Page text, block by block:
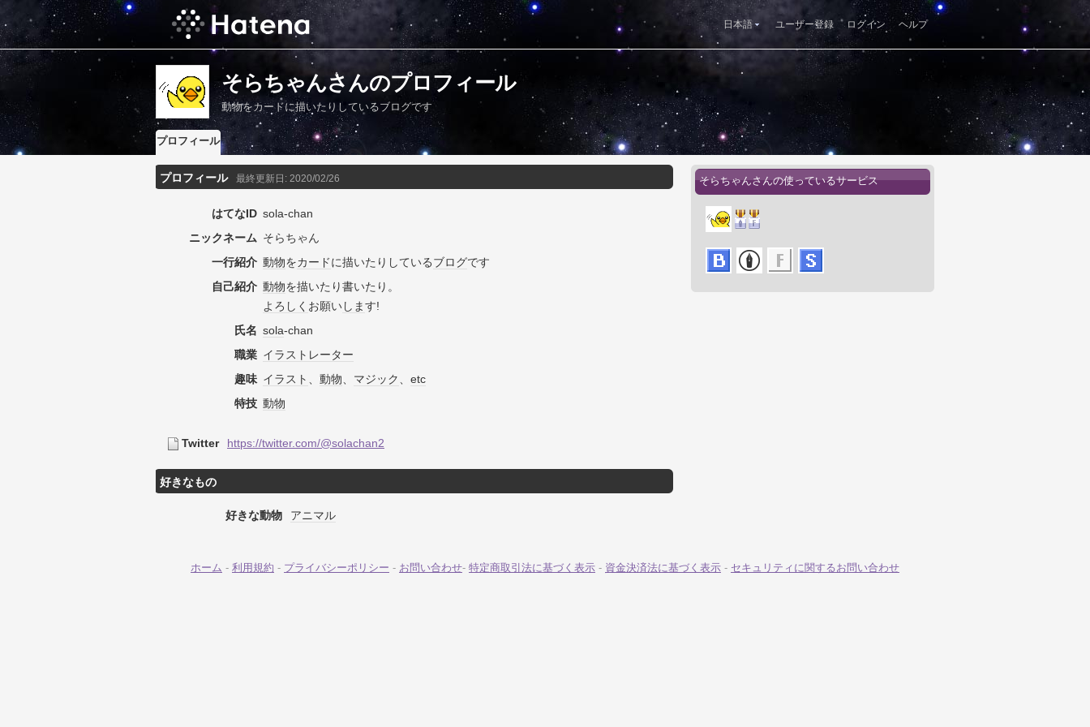
日本語 ユーザー登録 ログイン ヘルプ
そらちゃんさんのプロフィール
動物をカードに描いたりしているブログです
プロフィール
プロフィール 最終更新日: 2020/02/26
はてなID sola-chan
ニックネーム そらちゃん
一行紹介 動物をカードに描いたりしているブログです
自己紹介 動物を描いたり書いたり。
よろしく お願いします!
氏名 sola-chan
職業 イラストレーター
趣味 イラスト 、 動物、 マジック、 etc
特技 動物
Twitter https://twitter.com/@solachan2
好きなもの
好きな動物 アニマル
そらちゃんさんの使っているサービス
ホーム - 利用規約 - プライバシーポリシー - お問い合わせ- 特定商取引法に基づく表示 - 資金決済法に基づく表示 - セキュリティに関するお問い合わせ